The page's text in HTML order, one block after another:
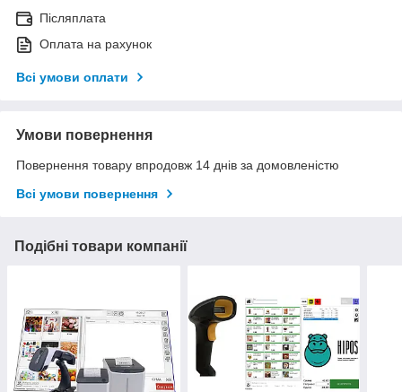
Післяплата
Оплата на рахунок
Всі умови оплати
Умови повернення
Повернення товару впродовж 14 днів за домовленістю
Всі умови повернення
Подібні товари компанії